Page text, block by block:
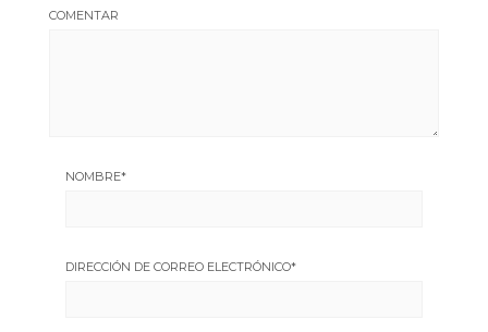
COMENTAR
NOMBRE*
DIRECCIÓN DE CORREO ELECTRÓNICO*